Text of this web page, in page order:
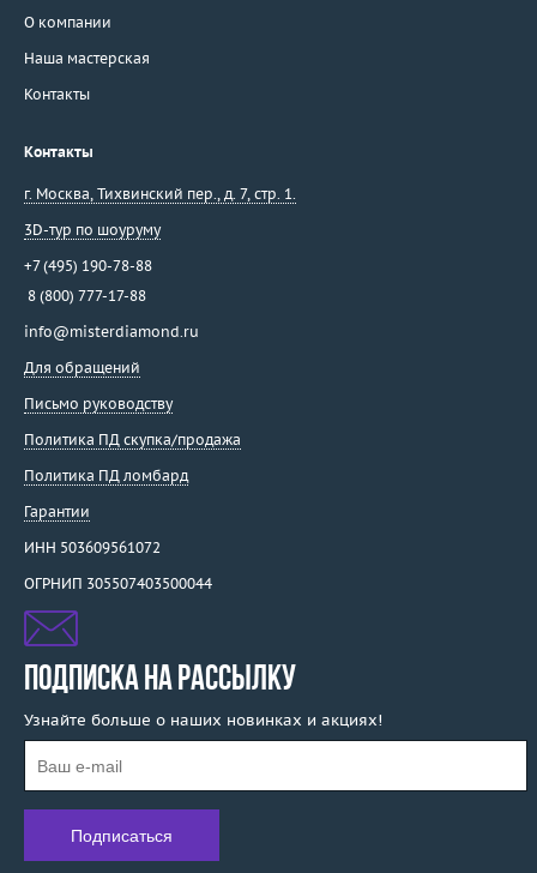
О компании
Наша мастерская
Контакты
Контакты
г. Москва, Тихвинский пер., д. 7, стр. 1.
3D-тур по шоуруму
+7 (495) 190-78-88
8 (800) 777-17-88
info@misterdiamond.ru
Для обращений
Письмо руководству
Политика ПД скупка/продажа
Политика ПД ломбард
Гарантии
ИНН 503609561072
ОГРНИП 305507403500044
ПОДПИСКА НА РАССЫЛКУ
Узнайте больше о наших новинках и акциях!